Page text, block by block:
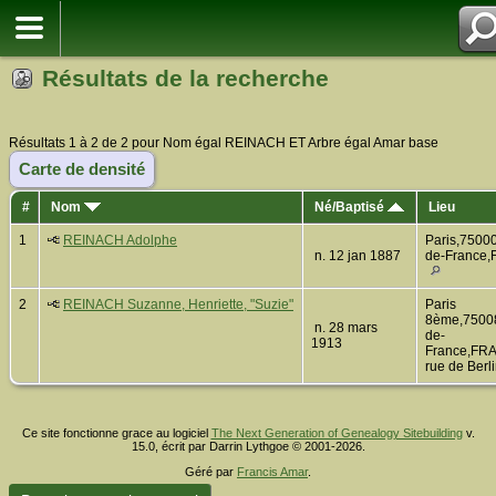
Résultats de la recherche
Résultats 1 à 2 de 2 pour Nom égal REINACH ET Arbre égal Amar base
Carte de densité
# Nom Né/Baptisé Lieu
1
REINACH Adolphe
n. 12 jan 1887
de-
2
REINACH Suzanne, Henriette, "Suzie"
n. 28 mars
1913
Paris
de-
rue de
Ce site fonctionne grace au logiciel The Next Generation of Genealogy Sitebuildingv.
15.0, écrit par Darrin Lythgoe © 2001-2026.
Géré par Francis Amar.